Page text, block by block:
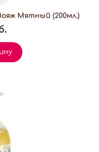
Мятный (200мл.)